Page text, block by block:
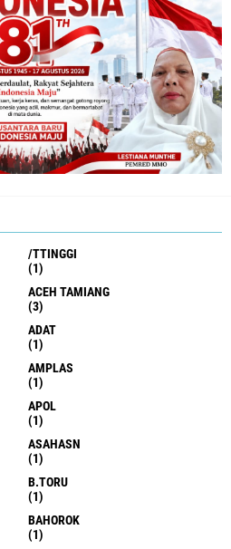
/TTINGGI
(1)
ACEH TAMIANG
(3)
ADAT
(1)
AMPLAS
(1)
APOL
(1)
ASAHASN
(1)
B.TORU
(1)
BAHOROK
(1)